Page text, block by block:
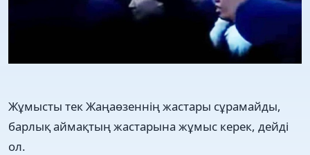
Жұмысты тек Жаңаөзеннің жастары сұрамайды,
барлық аймақтың жастарына жұмыс керек, дейді
ол.